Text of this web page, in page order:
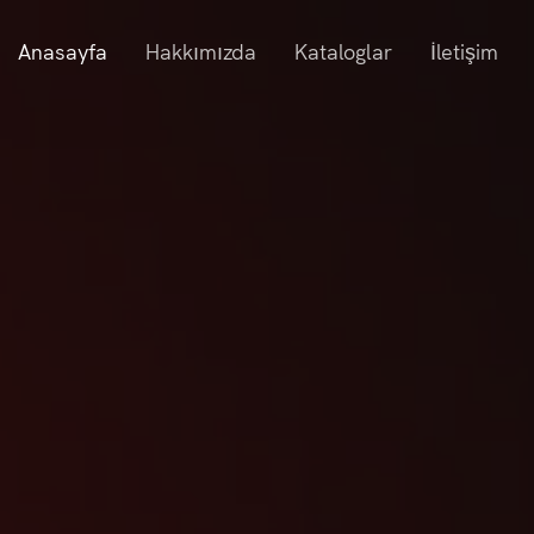
Anasayfa Hakkımızda Kataloglar İletişim